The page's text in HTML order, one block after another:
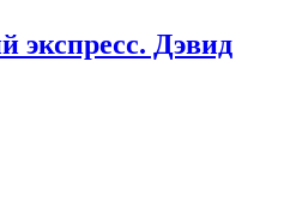
экспресс. Дэвид